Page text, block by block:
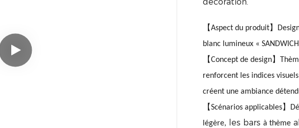
【Aspect du produit】
blanc lumineux «
【Concept de design】
renforcent les indices
créent une ambiance
【Scénarios applicables】
légère,
les bars à thème